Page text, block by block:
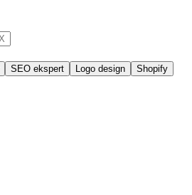
SEO ekspert Logo design Shopify